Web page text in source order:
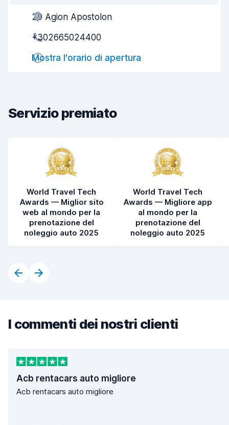
Gentilezza degli agenti
Rapidità del ritiro
Rapidità della riconsegna
Condizioni dell'auto
29 Agion Apostolon
+302665024400
Mostra l'orario di apertura
Servizio premiato
World Travel Tech
Awards — Miglior sito
web al mondo per la
prenotazione del
noleggio auto 2025
World Travel Tech
Awards — Migliore app
al mondo per la
prenotazione del
noleggio auto 2025
I commenti dei nostri clienti
Acb rentacars auto migliore
Acb rentacars auto migliore